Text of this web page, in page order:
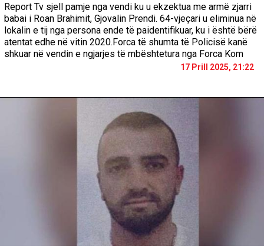
Report Tv sjell pamje nga vendi ku u ekzektua me armë zjarri
babai i Roan Brahimit, Gjovalin Prendi. 64-vjeçari u eliminua në
lokalin e tij nga persona ende të paidentifikuar, ku i është bërë
atentat edhe në vitin 2020.Forca të shumta të Policisë kanë
shkuar në vendin e ngjarjes të mbështetura nga Forca Kom
17 Prill 2025, 21:22